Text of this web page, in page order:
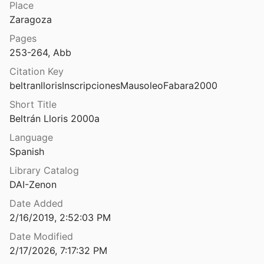
1997
ciudades de la antigua Hispania
de Andalucía
and Toscano San Gil
en la Provincia de Cuenca
1987
Place
Zaragoza
Pages
253-264, Abb
Citation Key
beltranllorisInscripcionesMausoleoFabara2000
Short Title
Beltrán Lloris 2000a
Language
Spanish
Library Catalog
DAI-Zenon
Date Added
2/16/2019, 2:52:03 PM
Date Modified
2/17/2026, 7:17:32 PM